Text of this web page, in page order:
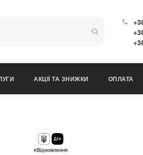
АКЦІЇ ТА ЗНИЖКИ ОПЛАТА